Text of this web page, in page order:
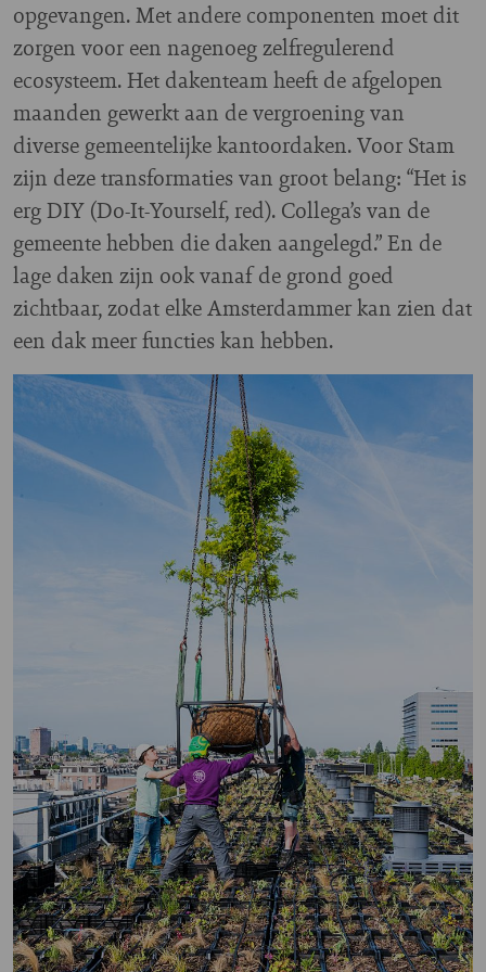
opgevangen. Met andere componenten moet dit
zorgen voor een nagenoeg zelfregulerend
ecosysteem. Het dakenteam heeft de afgelopen
maanden gewerkt aan de vergroening van
diverse gemeentelijke kantoordaken. Voor Stam
zijn deze transformaties van groot belang: “Het is
erg DIY (Do-It-Yourself, red). Collega’s van de
gemeente hebben die daken aangelegd.” En de
lage daken zijn ook vanaf de grond goed
zichtbaar, zodat elke Amsterdammer kan zien dat
een dak meer functies kan hebben.
Image